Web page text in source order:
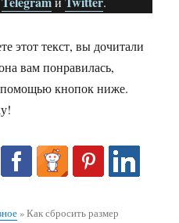
этот текст, вы дочитали
вам понравилась,
помощью кнопок ниже.
»Как сбросить размер